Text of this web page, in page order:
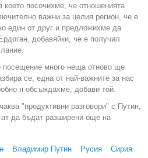
посочихме, че отношенията
важни за целия регион, че е
един от друг и предложихме да
добавяйки, че е получил
много неща отново ще
се, една от най-важните за нас
я обсъждахме, добави той.
"продуктивни разговори" с Путин,
да бъдат разширени още на
Владимир Путин Русия Сирия